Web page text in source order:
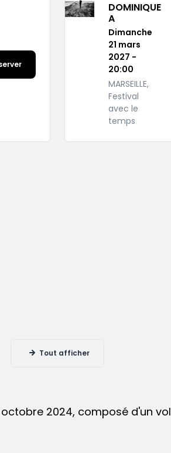
DOMINIQUE
A
Dimanche
21 mars
2027 -
20:00
MARSEILLE,
Festival
avec le
temps
Tout afficher
2024, composé d'un